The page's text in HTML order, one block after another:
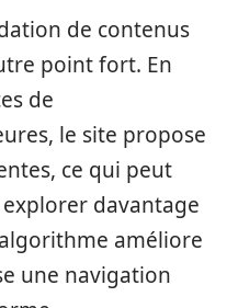
de contenus
point fort. En
de
le site propose
ce qui peut
davantage
améliore
une navigation